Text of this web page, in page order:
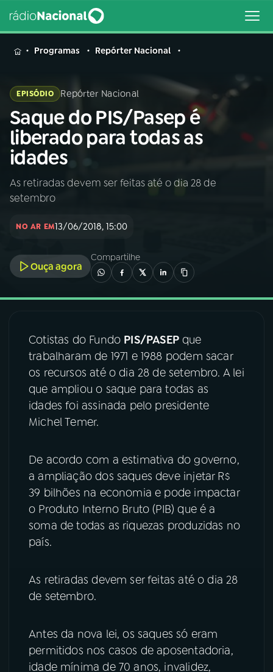
MENU
Buscar
na
Rádio
Nacional
Buscar
AO VIVO
INÍCIO
A RÁDIO
03PROGRAMAÇÃO
04PROGRAMAS
PODCASTS
06 VIDEOCASTS
07ÚLTIMAS
FESTIVAL DE MÚSICA
ACOMPANHE A RÁDIO NACIONAL
Instagram
TikTok
Programas Repórter Nacional
EPISÓDIO Repórter Nacional
Saque do PIS/Pasep é
liberado para todas as
idades
As retiradas devem ser feitas até o dia 28 de
setembro
NO AR EM13/06/2018, 15:00
Ouça agora
Compartilhe
Cotistas do Fundo PIS/PASEPque
trabalharam de 1971 e 1988 podem sacar
os recursos até o dia 28 de setembro. A lei
que ampliou o saque para todas as
idades foi assinada pelo presidente
Michel Temer.
De acordo com a estimativa do governo,
a ampliação dos saques deve injetar R$
39 bilhões na economia e pode impactar
o Produto Interno Bruto (PIB) que é a
soma de todas as riquezas produzidas no
país.
As retiradas devem ser feitas até o dia 28
de setembro.
Antes da nova lei, os saques só eram
permitidos nos casos de aposentadoria,
idade mínima de 70 anos, invalidez,